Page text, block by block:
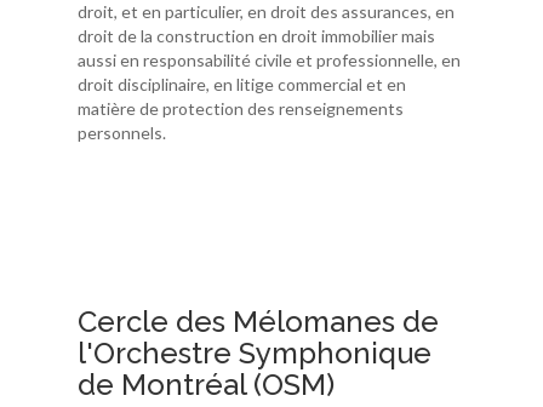
droit, et en particulier, en droit des assurances, en
droit de la construction en droit immobilier mais
aussi en responsabilité civile et professionnelle, en
droit disciplinaire, en litige commercial et en
matière de protection des renseignements
personnels.
Cercle des Mélomanes de
l'Orchestre Symphonique
de Montréal (OSM)